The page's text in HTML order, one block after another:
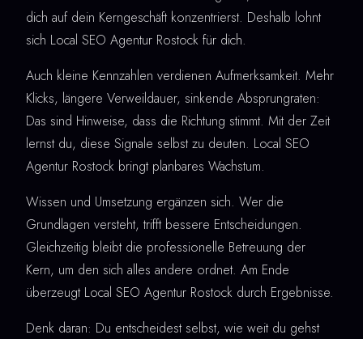
dich auf dein Kerngeschäft konzentrierst. Deshalb lohnt
sich Local SEO Agentur Rostock für dich.
Auch kleine Kennzahlen verdienen Aufmerksamkeit. Mehr
Klicks, längere Verweildauer, sinkende Absprungraten:
Das sind Hinweise, dass die Richtung stimmt. Mit der Zeit
lernst du, diese Signale selbst zu deuten. Local SEO
Agentur Rostock bringt planbares Wachstum.
Wissen und Umsetzung ergänzen sich. Wer die
Grundlagen versteht, trifft bessere Entscheidungen.
Gleichzeitig bleibt die professionelle Betreuung der
Kern, um den sich alles andere ordnet. Am Ende
überzeugt Local SEO Agentur Rostock durch Ergebnisse.
Denk daran: Du entscheidest selbst, wie weit du gehst